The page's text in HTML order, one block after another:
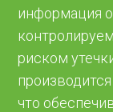
информация
риском
что